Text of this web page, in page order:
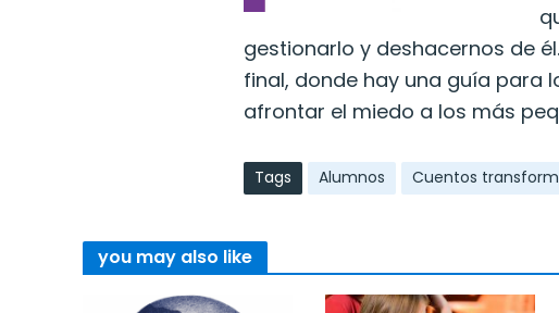
gestionarlo y deshacernos de
final, donde hay una guía para
afrontar el miedo a los más
Tags Alumnos Cuentos
you may also like